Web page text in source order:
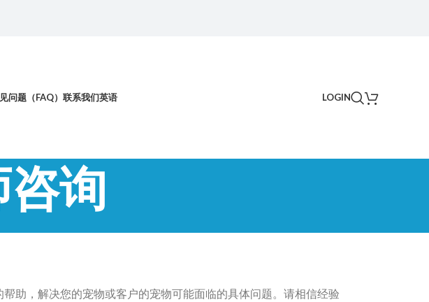
问题（FAQ）联系我们英语 LOGIN
询
助，解决您的宠物或客户的宠物可能面临的具体问题。请相信经验